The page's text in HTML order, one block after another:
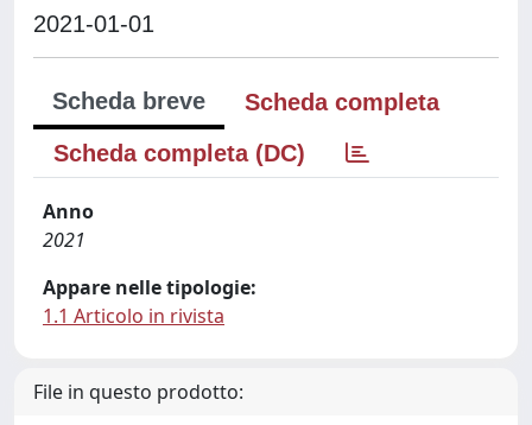
2021-01-01
Scheda breve
Scheda completa
Scheda completa (DC)
Anno
2021
Appare nelle tipologie:
1.1 Articolo in rivista
File in questo prodotto: